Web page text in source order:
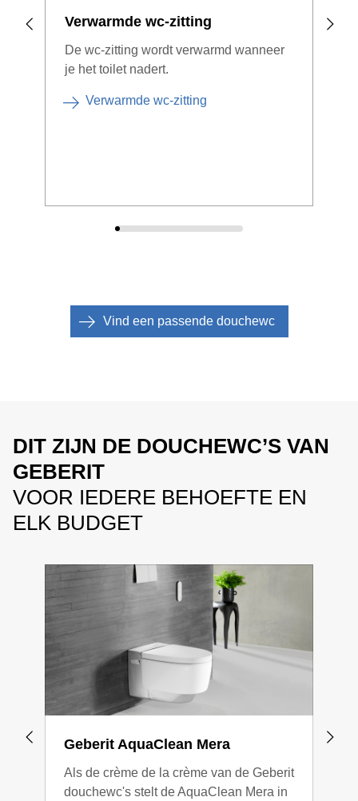
Verwarmde wc-zitting
De wc-zitting wordt verwarmd wanneer
je het toilet nadert.
Verwarmde wc-zitting
Vind een passende douchewc
DIT ZIJN DE DOUCHEWC’S VAN
GEBERIT
VOOR IEDERE BEHOEFTE EN
ELK BUDGET
Geberit AquaClean Mera
Als de crème de la crème van de Geberit
douchewc's stelt de AquaClean Mera in